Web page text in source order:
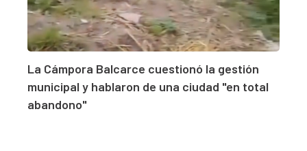
La Cámpora Balcarce cuestionó la gestión
municipal y hablaron de una ciudad "en total
abandono"